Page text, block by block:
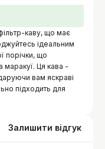
каву, що має
ідеальним
порічки, що
маракуї. Ця кава -
вам яскраві
підходить для
Залишити відгук